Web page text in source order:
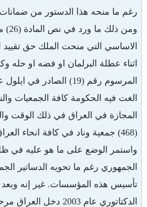
رغم ما منحه هذا الدستور من
ومن
الاساسي التي منحت الملك حق تقييد
اثناء عطلة البرلمان او فضه او حله
الغت فيه الحكومة كافة الجمعيات
المجازة في العراق في ذلك الوقت
(468) جمعية وناد في كافة انحاء العراق .
واستمر الوضع على ما هو عليه في
الجمهوري رغم ما تحويه الدساتير
تأسيس هذه المؤسسات. غير إنه
الدكتاتوري عام 2003